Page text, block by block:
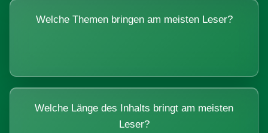
Welche Themen bringen am meisten Leser?
Welche Länge des Inhalts bringt am meisten
Leser?